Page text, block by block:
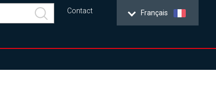
Français
Contact